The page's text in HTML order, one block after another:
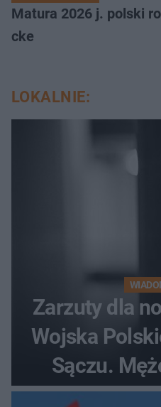
Matura 2026 j. polski
cke
LOKALNIE:
Zarzuty dla
Wojska
Sączu.
wczesniej